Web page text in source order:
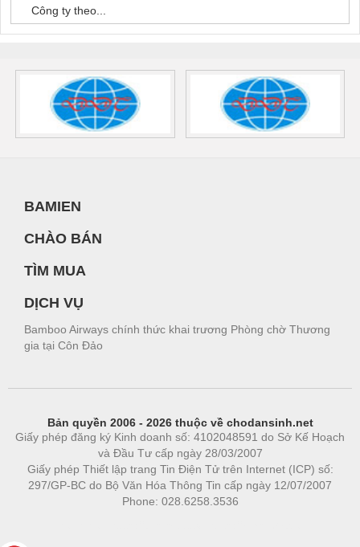
Công ty theo...
BAMIEN
CHÀO BÁN
TÌM MUA
DỊCH VỤ
Bamboo Airways chính thức khai trương Phòng chờ Thương
gia tại Côn Đảo
Bản quyền 2006 - 2026 thuộc về chodansinh.net
Giấy phép đăng ký Kinh doanh số: 4102048591 do Sở Kế Hoạch
và Đầu Tư cấp ngày 28/03/2007
Giấy phép Thiết lập trang Tin Điện Tử trên Internet (ICP) số:
297/GP-BC do Bộ Văn Hóa Thông Tin cấp ngày 12/07/2007
Phone: 028.6258.3536